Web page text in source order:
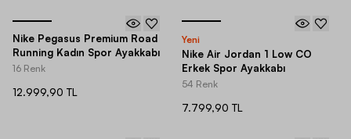
Nike Pegasus Premium Road
Running Kadın Spor Ayakkabı
16 Renk
12.999,90 TL
Yeni
Nike Air Jordan 1 Low CO
Erkek Spor Ayakkabı
54 Renk
7.799,90 TL